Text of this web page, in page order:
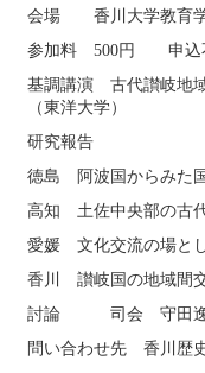
会場 香川大学教育
参加料 500円 申込
基調講演 古代讃
（東洋大学）
研究報告
徳島 阿波国から
高知 土佐中央部
愛媛 文化交流の
香川 讃岐国の地
討論 司会 守田逸
問い合わせ先 香川歴